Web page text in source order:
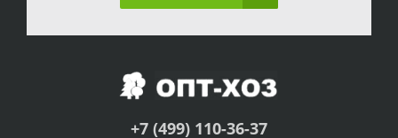
+7 (499) 110-36-37